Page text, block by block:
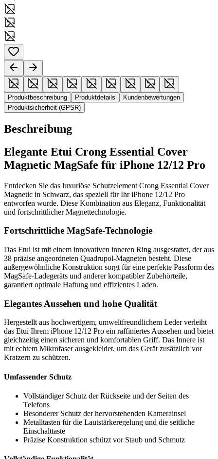
Produktbeschreibung Produktdetails
Kundenbewertungen
Produktsicherheit (GPSR)
Beschreibung
Elegante Etui Crong Essential Cover
Magnetic MagSafe für iPhone 12/12 Pro
Entdecken Sie das luxuriöse Schutzelement Crong Essential Cover
Magnetic in Schwarz, das speziell für Ihr iPhone 12/12 Pro
entworfen wurde. Diese Kombination aus Eleganz, Funktionalität
und fortschrittlicher Magnettechnologie.
Fortschrittliche MagSafe-Technologie
Das Etui ist mit einem innovativen inneren Ring ausgestattet, der aus
38 präzise angeordneten Quadrupol-Magneten besteht. Diese
außergewöhnliche Konstruktion sorgt für eine perfekte Passform des
MagSafe-Ladegeräts und anderer kompatibler Zubehörteile,
garantiert optimale Haftung und effizientes Laden.
Elegantes Aussehen und hohe Qualität
Hergestellt aus hochwertigem, umweltfreundlichem Leder verleiht
das Etui Ihrem iPhone 12/12 Pro ein raffiniertes Aussehen und bietet
gleichzeitig einen sicheren und komfortablen Griff. Das Innere ist
mit echtem Mikrofaser ausgekleidet, um das Gerät zusätzlich vor
Kratzern zu schützen.
Umfassender Schutz
Vollständiger Schutz der Rückseite und der Seiten des
Telefons
Besonderer Schutz der hervorstehenden Kamerainsel
Metalltasten für die Lautstärkeregelung und die seitliche
Einschalttaste
Präzise Konstruktion schützt vor Staub und Schmutz